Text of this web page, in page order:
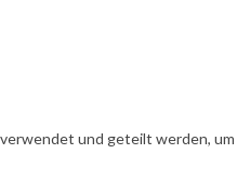
und geteilt